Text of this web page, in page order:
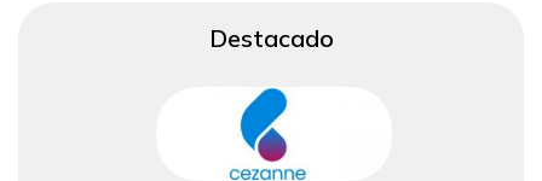
Destacado